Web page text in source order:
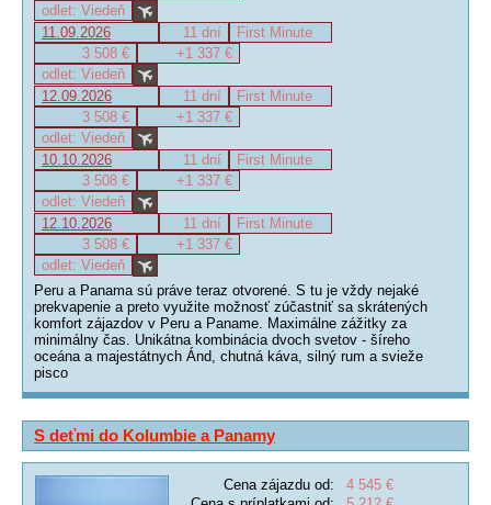
odlet: Viedeň
11.09.2026
11 dní
First Minute
3 508 €
+1 337 €
odlet: Viedeň
12.09.2026
11 dní
First Minute
3 508 €
+1 337 €
odlet: Viedeň
10.10.2026
11 dní
First Minute
3 508 €
+1 337 €
odlet: Viedeň
12.10.2026
11 dní
First Minute
3 508 €
+1 337 €
odlet: Viedeň
Peru a Panama sú práve teraz otvorené. S tu je vždy nejaké
prekvapenie a preto využite možnosť zúčastniť sa skrátených
komfort zájazdov v Peru a Paname. Maximálne zážitky za
minimálny čas. Unikátna kombinácia dvoch svetov - šíreho
oceána a majestátnych Ánd, chutná káva, silný rum a svieže
pisco
S deťmi do Kolumbie a Panamy
Cena zájazdu od:
4 545 €